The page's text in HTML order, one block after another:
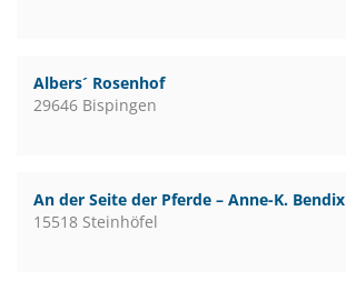
Albers´ Rosenhof
29646 Bispingen
An der Seite der Pferde – Anne-K. Bendix
15518 Steinhöfel